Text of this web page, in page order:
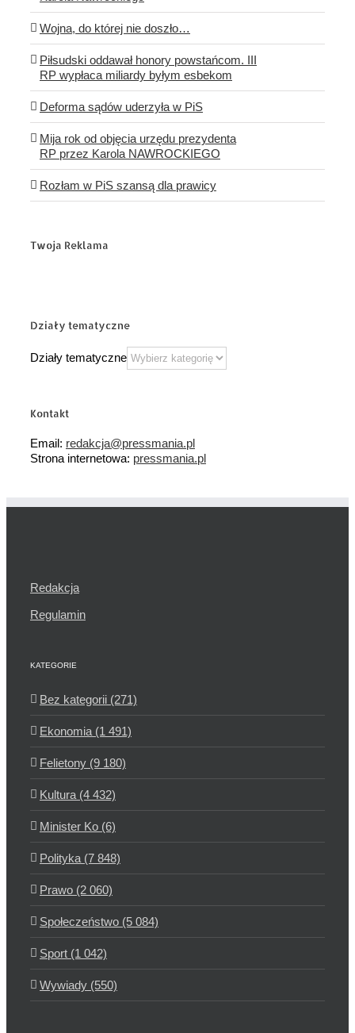
Wojna, do której nie doszło…
Piłsudski oddawał honory powstańcom. III
RP wypłaca miliardy byłym esbekom
Deforma sądów uderzyła w PiS
Mija rok od objęcia urzędu prezydenta
RP przez Karola NAWROCKIEGO
Rozłam w PiS szansą dla prawicy
Twoja Reklama
Działy tematyczne
Działy tematyczne
Kontakt
Email: redakcja@pressmania.pl
Strona internetowa: pressmania.pl
Redakcja
Regulamin
KATEGORIE
Bez kategorii (271)
Ekonomia (1 491)
Felietony (9 180)
Kultura (4 432)
Minister Ko (6)
Polityka (7 848)
Prawo (2 060)
Społeczeństwo (5 084)
Sport (1 042)
Wywiady (550)